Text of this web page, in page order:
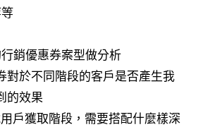
銷優惠券案型做分析
對於不同階段的客戶是否產生我
的效果
戶獲取階段，需要搭配什麼樣深